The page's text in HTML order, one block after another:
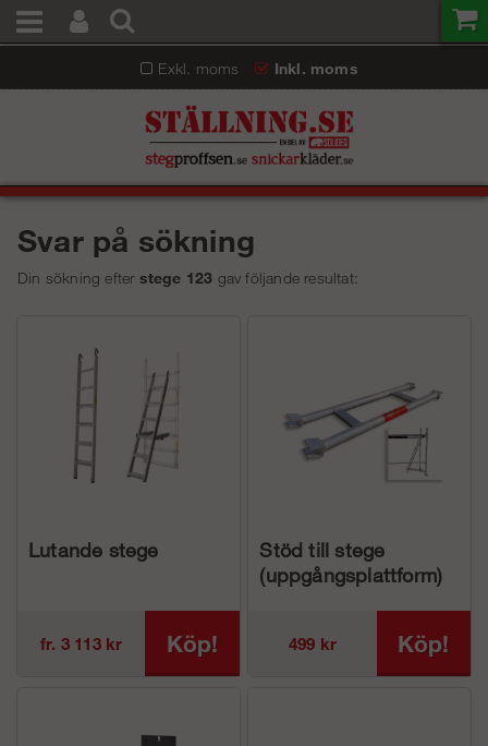
Exkl. moms Inkl. moms
Svar på sökning
Din sökning efter stege 123 gav följande resultat:
Lutande stege
fr. 3 113 kr Köp!
Stöd till stege
(uppgångsplattform)
499 kr Köp!